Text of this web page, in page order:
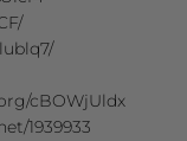
cBOWjUldx
1939933